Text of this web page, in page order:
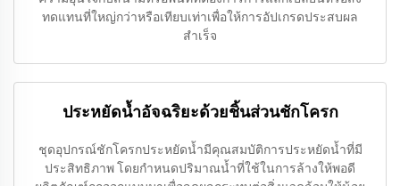
ทดแทนที่ใหญ่กว่าหรือเทียบเท่าเพื่อให้การอัปเกรดประสบผล
สำเร็จ
ประหยัดน้ำอัจฉริยะด้วยชิ้นส่วนชักโครก
ชุดอุปกรณ์ชักโครกประหยัดน้ำมีคุณสมบัติการประหยัดน้ำที่มี
ประสิทธิภาพ โดยกำหนดปริมาณน้ำที่ใช้ในการล้างให้พอดี